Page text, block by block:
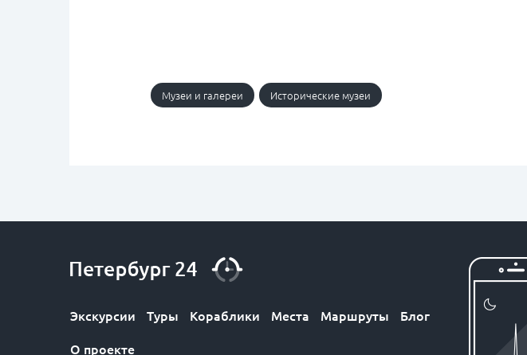
Музеи и галереи Исторические музеи
Экскурсии Туры Кораблики Места Маршруты
Блог
О проекте